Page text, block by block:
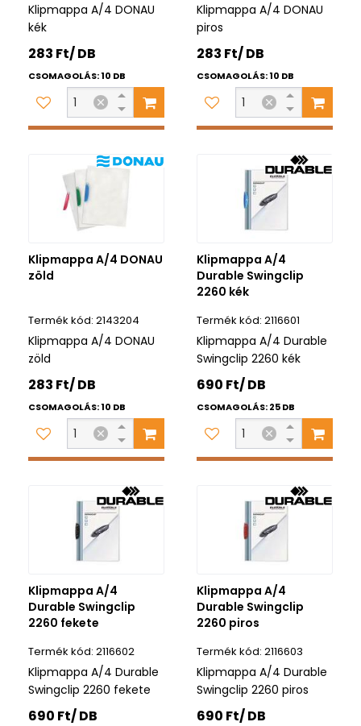
Klipmappa A/4 DONAU
kék
283 Ft/ DB
CSOMAGOLÁS: 10 DB
Klipmappa A/4 DONAU
piros
283 Ft/ DB
CSOMAGOLÁS: 10 DB
Klipmappa A/4 DONAU
zöld
2143204
Klipmappa A/4 DONAU
zöld
283 Ft/ DB
CSOMAGOLÁS: 10 DB
Klipmappa A/4
Durable Swingclip
2260 kék
2116601
Klipmappa A/4 Durable
Swingclip 2260 kék
690 Ft/ DB
CSOMAGOLÁS: 25 DB
Klipmappa A/4
Durable Swingclip
2260 fekete
2116602
Klipmappa A/4 Durable
Swingclip 2260 fekete
690 Ft/ DB
Klipmappa A/4
Durable Swingclip
2260 piros
2116603
Klipmappa A/4 Durable
Swingclip 2260 piros
690 Ft/ DB